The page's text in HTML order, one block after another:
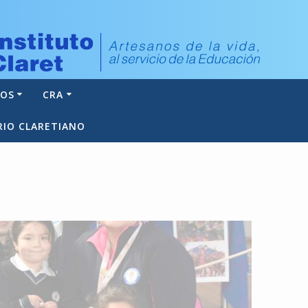
CRA
CLARETIANO